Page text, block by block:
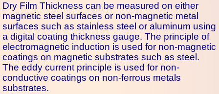
Dry Film Thickness can be measured on either
magnetic steel surfaces or non-magnetic metal
surfaces such as stainless steel or aluminum using
a digital coating thickness gauge. The principle of
electromagnetic induction is used for non-magnetic
coatings on magnetic substrates such as steel.
The eddy current principle is used for non-
conductive coatings on non-ferrous metals
substrates.